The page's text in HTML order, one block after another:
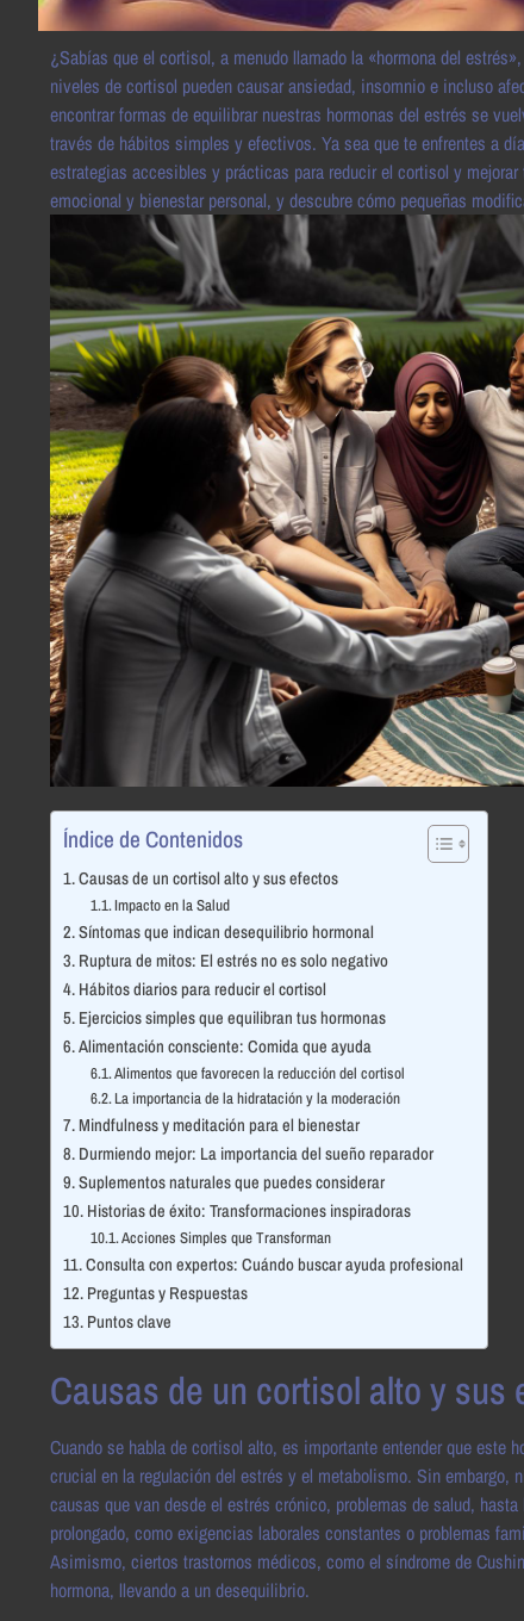
¿Sabías que el cortisol, a menudo llamado la «hormona del
niveles de cortisol pueden causar ansiedad, insomnio e incluso
encontrar formas de equilibrar nuestras hormonas del estrés se
través de hábitos simples y efectivos. Ya sea que te enfrentes a
estrategias accesibles y prácticas para reducir el cortisol y
emocional y bienestar personal, y descubre cómo pequeñas
Índice de Contenidos
Causas de un cortisol alto y sus efectos
Impacto en la Salud
Síntomas que indican desequilibrio hormonal
Ruptura de mitos: El estrés no es solo negativo
Hábitos diarios para reducir el cortisol
Ejercicios simples que equilibran tus hormonas
Alimentación consciente: Comida que ayuda
Alimentos que favorecen la reducción del cortisol
La importancia de la hidratación y la moderación
Mindfulness y meditación para el bienestar
Durmiendo mejor: La importancia del sueño reparador
Suplementos naturales que puedes considerar
Historias de éxito: Transformaciones inspiradoras
Acciones Simples que Transforman
Consulta con expertos: Cuándo buscar ayuda profesional
Preguntas y Respuestas
Puntos clave
Causas de un cortisol alto y sus
Cuando se habla de cortisol alto, es importante entender que este
crucial en la regulación del estrés y el metabolismo. Sin embargo,
causas que van desde el estrés crónico, problemas de salud,
prolongado, como exigencias laborales constantes o problemas
Asimismo, ciertos trastornos médicos, como el síndrome de
hormona, llevando a un desequilibrio.